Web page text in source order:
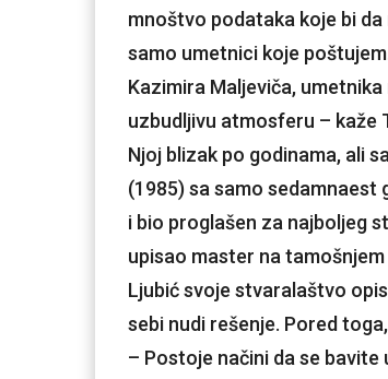
mnoštvo podataka koje bi
samo umetnici koje
Kazimira Maljeviča,
uzbudljivu atmosferu – kaže
Njoj blizak po godinama, ali
(1985) sa samo
i bio proglašen za najboljeg
upisao master na
Ljubić svoje stvaralaštvo
sebi nudi rešenje. Pored
– Postoje načini da se